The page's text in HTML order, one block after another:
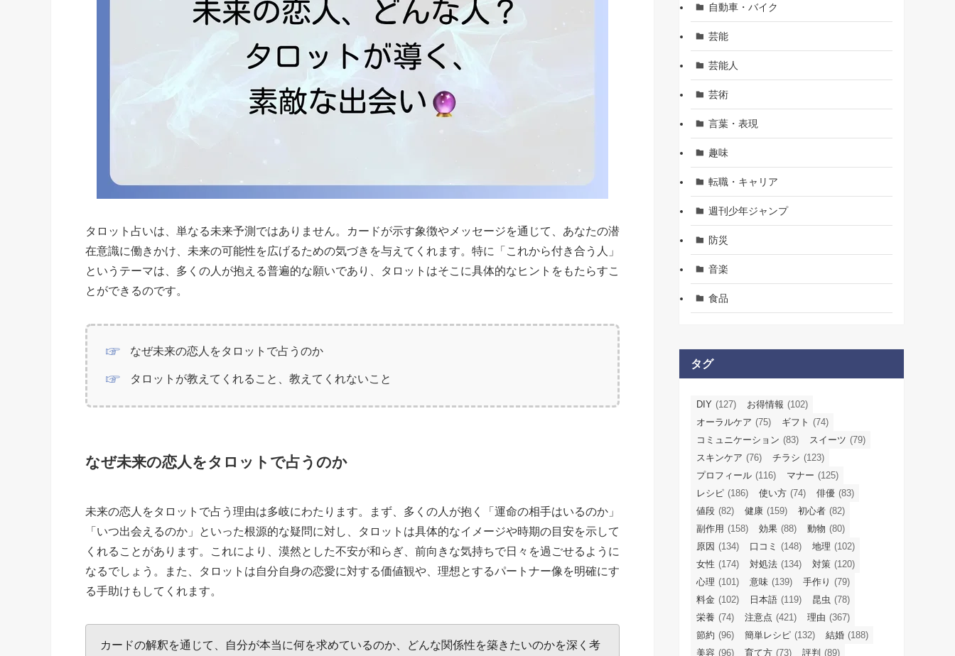
タロット占いは、単なる未来予測ではありません。カードが示す象徴やメッセージを通じて、あなたの潜
在意識に働きかけ、未来の可能性を広げるための気づきを与えてくれます。特に「これから付き合う人」
というテーマは、多くの人が抱える普遍的な願いであり、タロットはそこに具体的なヒントをもたらすこ
とができるのです。
なぜ未来の恋人をタロットで占うのか
タロットが教えてくれること、教えてくれないこと
なぜ未来の恋人をタロットで占うのか
未来の恋人をタロットで占う理由は多岐にわたります。まず、多くの人が抱く「運命の相手はいるのか」
「いつ出会えるのか」といった根源的な疑問に対し、タロットは具体的なイメージや時期の目安を示して
くれることがあります。これにより、漠然とした不安が和らぎ、前向きな気持ちで日々を過ごせるように
なるでしょう。また、タロットは自分自身の恋愛に対する価値観や、理想とするパートナー像を明確にす
る手助けもしてくれます。
カードの解釈を通じて、自分が本当に何を求めているのか、どんな関係性を築きたいのかを深く考
自動車・バイク
芸能
芸能人
芸術
言葉・表現
趣味
転職・キャリア
週刊少年ジャンプ
防災
音楽
食品
タグ
DIY (127) お得情報 (102)
オーラルケア (75) ギフト (74)
コミュニケーション (83) スイーツ (79)
スキンケア (76) チラシ (123)
プロフィール (116) マナー (125)
レシピ (186) 使い方 (74) 俳優 (83)
値段 (82) 健康 (159) 初心者 (82)
副作用 (158) 効果 (88) 動物 (80)
原因 (134) 口コミ (148) 地理 (102)
女性 (174) 対処法 (134) 対策 (120)
心理 (101) 意味 (139) 手作り (79)
料金 (102) 日本語 (119) 昆虫 (78)
栄養 (74) 注意点 (421) 理由 (367)
節約 (96) 簡単レシピ (132) 結婚 (188)
美容 (96) 育て方 (73) 評判 (89)